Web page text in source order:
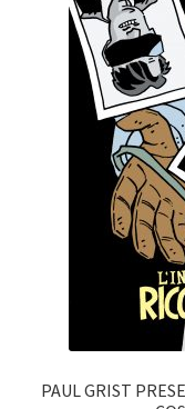
PAUL GRIST